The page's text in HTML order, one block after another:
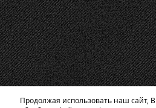
Продолжая использовать наш сайт,